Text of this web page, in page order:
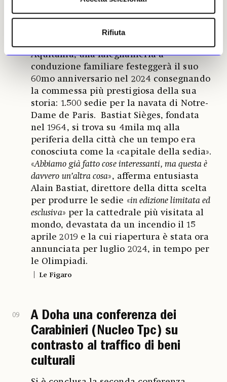
Rifiuta
dell’Aquitania
A Hagetmau, cittadina nel dipartimento
Aquitania, una falegnameria a
conduzione familiare festeggerà il suo
60mo anniversario nel 2024 consegnando
la commessa più prestigiosa della sua
storia: 1.500 sedie per la navata di Notre-
Dame de Paris. Bastiat Sièges, fondata
nel 1964, si trova su 4mila mq alla
periferia della città che un tempo era
conosciuta come la «capitale della sedia».
«Abbiamo già fatto cose interessanti, ma questa è
davvero un’altra cosa», afferma entusiasta
Alain Bastiat, direttore della ditta scelta
per produrre le sedie «in edizione limitata ed
esclusiva» per la cattedrale più visitata al
mondo, devastata da un incendio il 15
aprile 2019 e la cui riapertura è stata ora
annunciata per luglio 2024, in tempo per
le Olimpiadi.
Le Figaro
09
A Doha una conferenza dei
Carabinieri (Nucleo Tpc) su
contrasto al traffico di beni
culturali